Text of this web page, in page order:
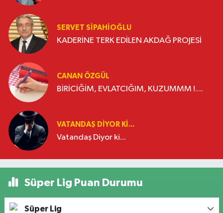
SERVET SİPAHİOĞLU
KADERİNE TERK EDİLEN AKDAĞ PROJESİ
CANAN ÖZGÜL
BİRİCİĞİM, EVLATCIĞIM, KUZUMMM !....
VATANDAŞ DIYOR KI...
Vatandaş Diyor ki...
Süper Lig Puan Durumu
Süper Lig